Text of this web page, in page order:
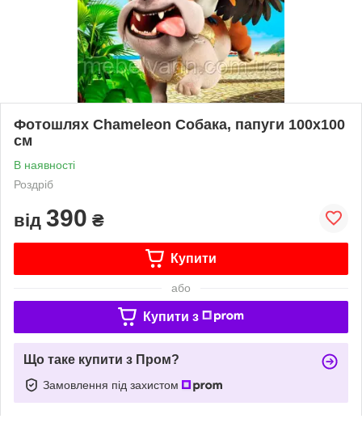
Фотошлях Chameleon Собака, папуги 100х100
см
В наявності
Роздріб
від 390 ₴
Купити
або
Купити з
Що таке купити з Пром?
Замовлення під захистом